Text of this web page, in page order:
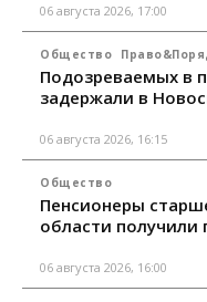
06 августа 2026, 17:00
Общество
Подозреваемых в
задержали в
06 августа 2026, 16:15
Общество
Пенсионеры
области
06 августа 2026, 16:00